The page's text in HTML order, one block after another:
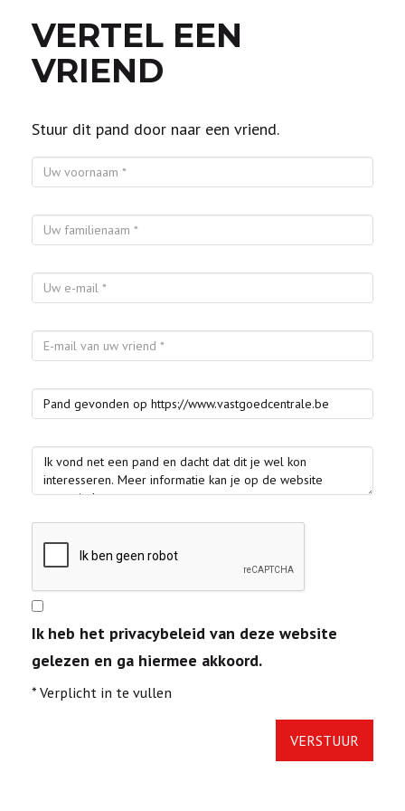
VERTEL EEN
VRIEND
Stuur dit pand door naar een vriend.
Ik heb het privacybeleid van deze website
gelezen en ga hiermee akkoord.
* Verplicht in te vullen